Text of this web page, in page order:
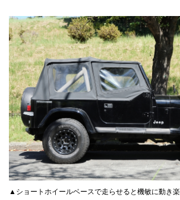
▲ショートホイールベースで走らせると機敏に動き楽